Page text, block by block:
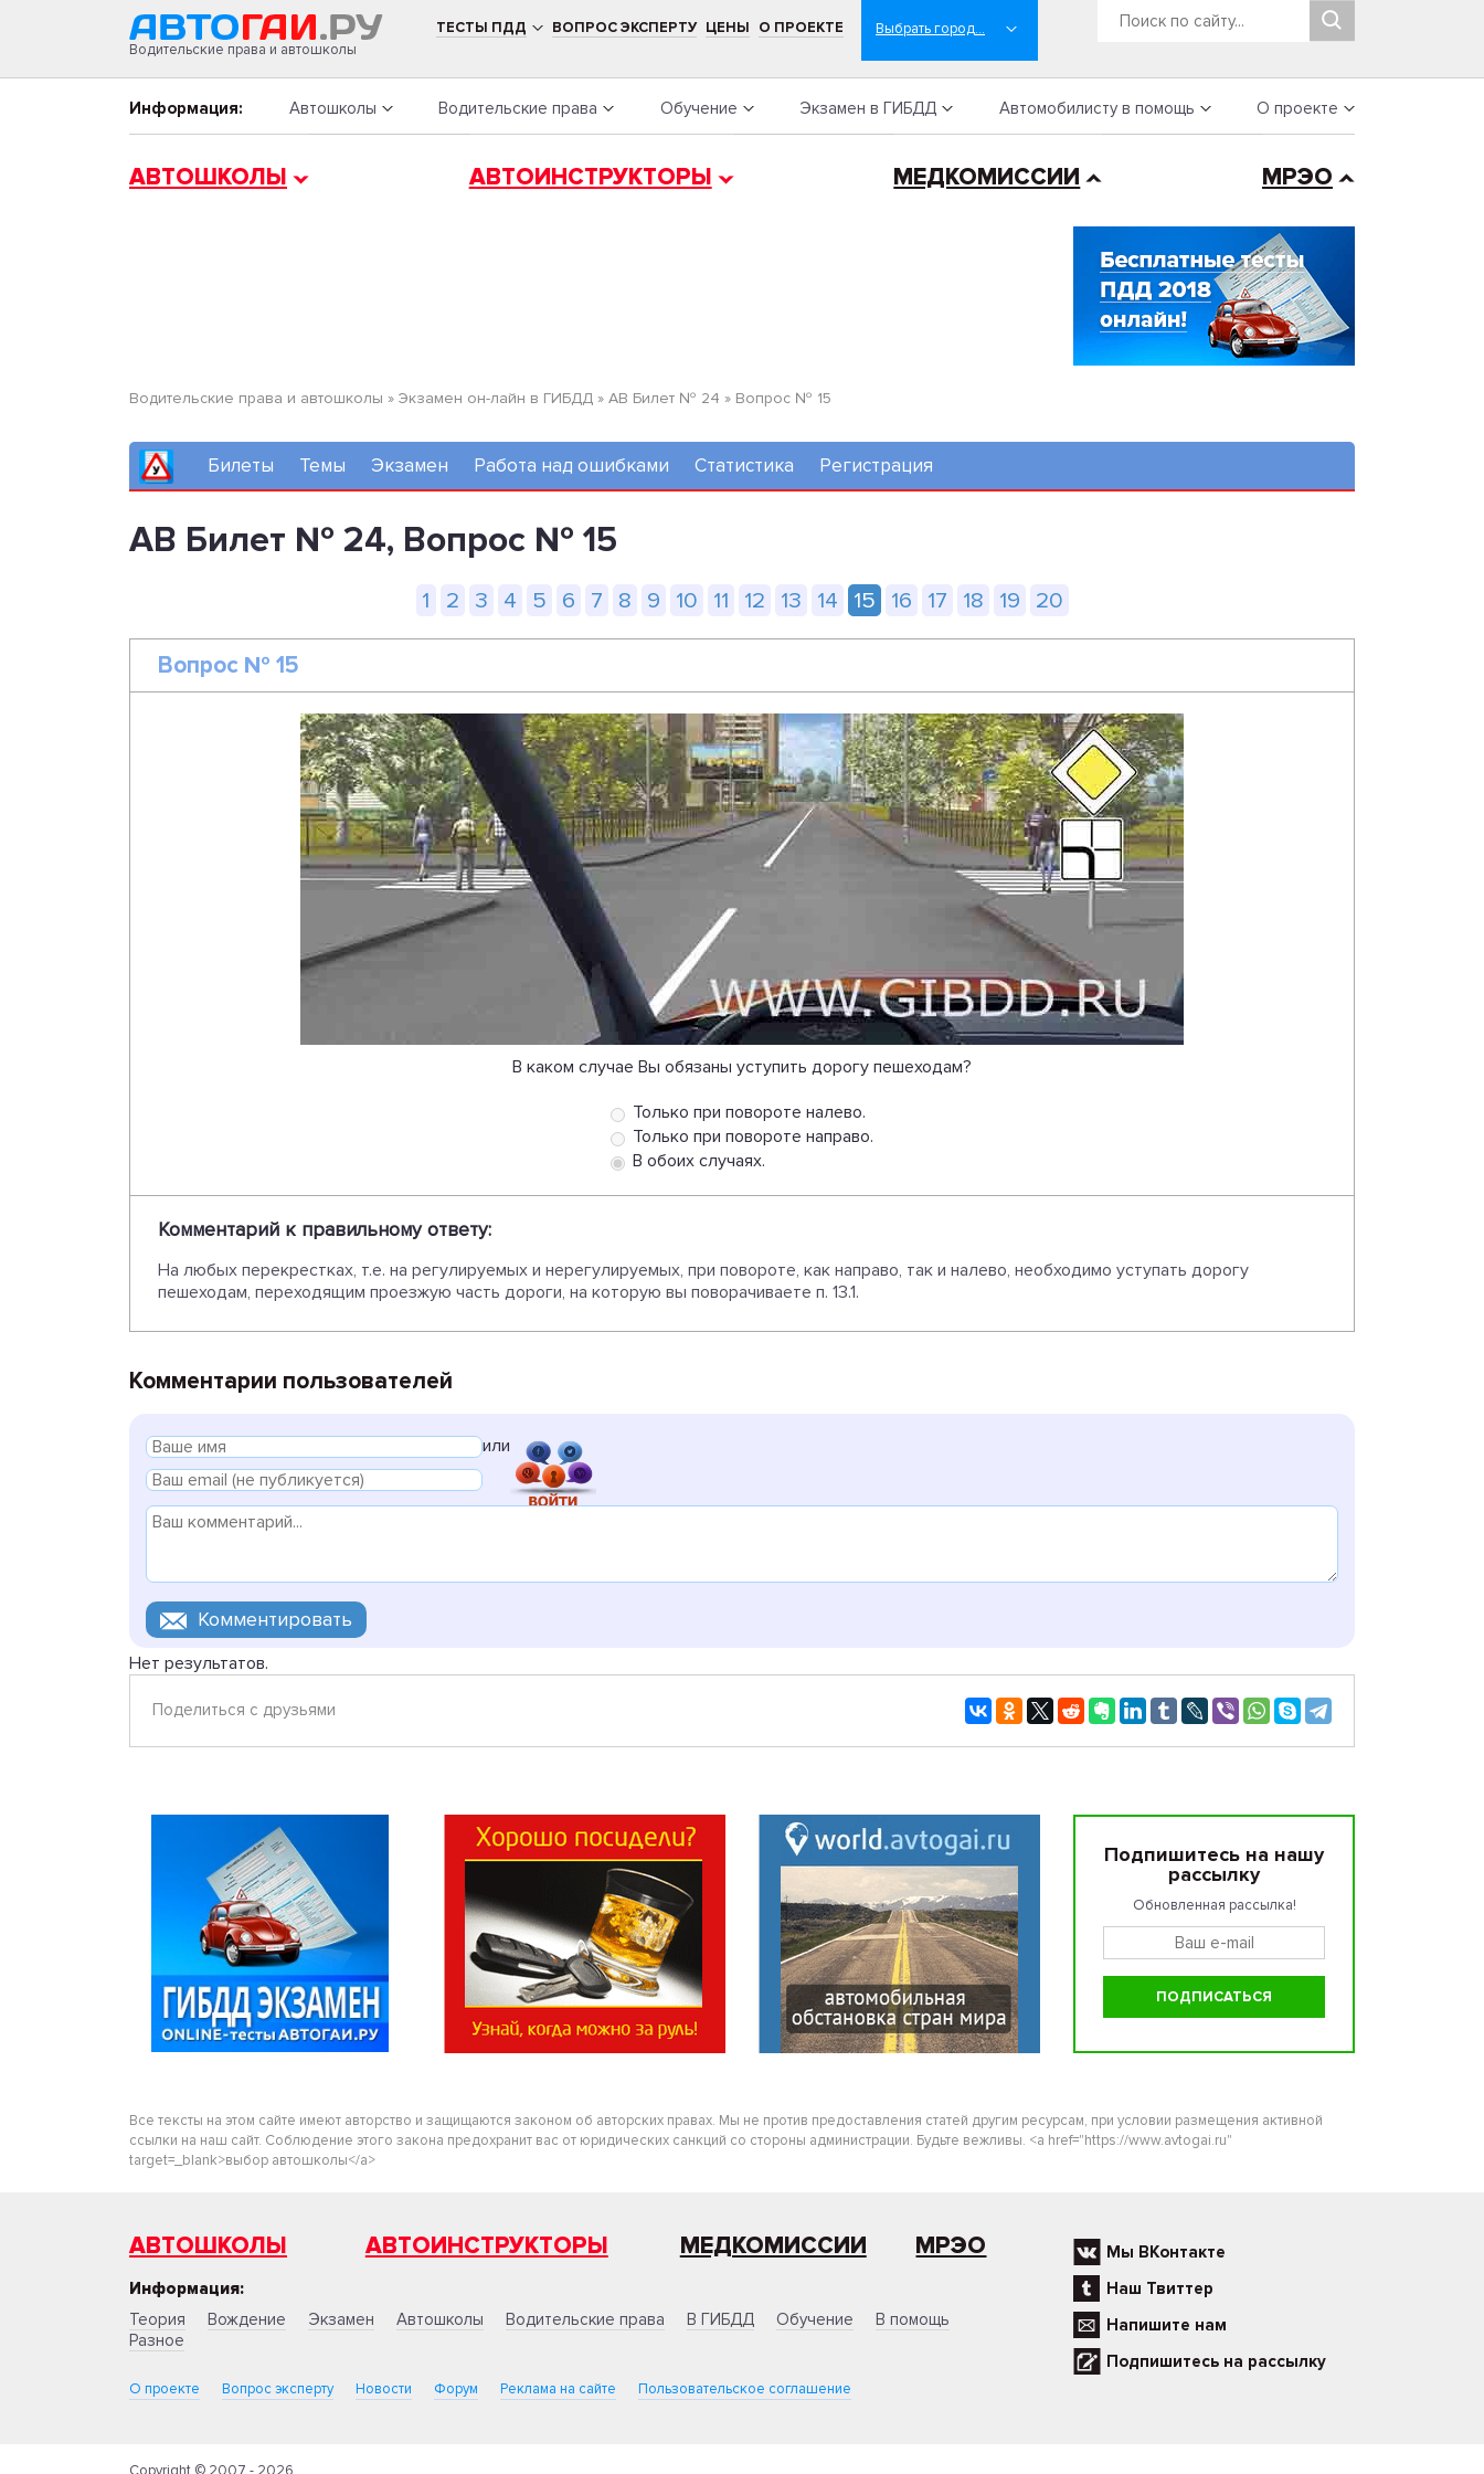
Водительские права и автошколы
ТЕСТЫ ПДД ВОПРОС ЭКСПЕРТУ ЦЕНЫ О ПРОЕКТЕ
Информация: Автошколы Водительские права Обучение Экзамен в ГИБДД Автомобилисту в помощь О проекте
АВТОШКОЛЫ АВТОИНСТРУКТОРЫ МЕДКОМИССИИ МРЭО
Водительские права и автошколы » Экзамен он-лайн в ГИБДД » AB Билет № 24 » Вопрос № 15
Билеты Темы Экзамен Работа над ошибками Статистика Регистрация
AB Билет № 24, Вопрос № 15
1 2 3 4 5 6 7 8 9 10 11 12 13 14 15 16 17 18 19 20
Вопрос № 15
В каком случае Вы обязаны уступить дорогу пешеходам?
Только при повороте налево.
Только при повороте направо.
В обоих случаях.
Комментарий к правильному ответу:
На любых перекрестках, т.е. на регулируемых и нерегулируемых, при повороте, как направо, так и налево, необходимо уступать дорогу
пешеходам, переходящим проезжую часть дороги, на которую вы поворачиваете п. 13.1.
Комментарии пользователей
или
Нет результатов.
Поделиться с друзьями
Подпишитесь на нашу
рассылку
Обновленная рассылка!
Все тексты на этом сайте имеют авторство и защищаются законом об авторских правах. Мы не против предоставления статей другим ресурсам, при условии размещения активной
ссылки на наш сайт. Соблюдение этого закона предохранит вас от юридических санкций со стороны администрации. Будьте вежливы. <a href="https://www.avtogai.ru"
target=_blank>выбор автошколы</a>
АВТОШКОЛЫ АВТОИНСТРУКТОРЫ МЕДКОМИССИИ МРЭО
Информация:
Теория
Вождение Экзамен Автошколы Водительские права В ГИБДД Обучение
В помощь
Разное
О проекте Вопрос эксперту Новости Форум Реклама на сайте Пользовательское соглашение
Мы ВКонтакте
Наш Твиттер
Напишите нам
Подпишитесь на рассылку
Copyright © 2007 - 2026